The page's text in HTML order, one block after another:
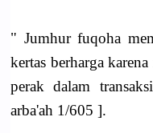
" Jumhur fuqoha
kertas berharga
perak dalam
arba'ah 1/605 ].